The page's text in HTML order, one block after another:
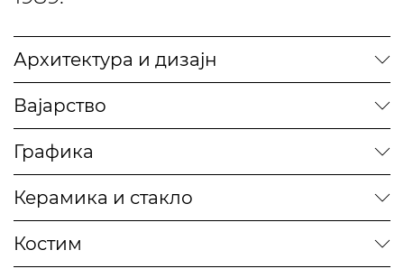
Архитектура и дизајн
Вајарство
Графика
Керамика и стакло
Костим